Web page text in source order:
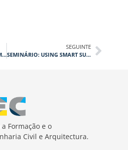
ACÇÃO DE FORMAÇÃO: O BIM NA GESTÃO DE PROJECTOS E DAS ORGANIZAÇÕES
SEGUINTE
SEMINÁRIO: USING SMART SUBSEA CABLES TO DETECT EARTHQUAKES
a Formação e o
Civil e Arquitectura.